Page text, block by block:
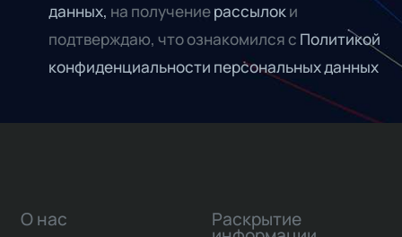
данных, на получениерассылоки
подтверждаю, что ознакомился с Политикой
конфиденциальности персональных данных
О нас Раскрытие